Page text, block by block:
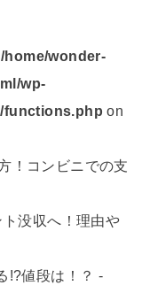
/home/wonder-
wp-
functions.php on
！コンビニでの支
没収へ！理由や
!?値段は！？ -